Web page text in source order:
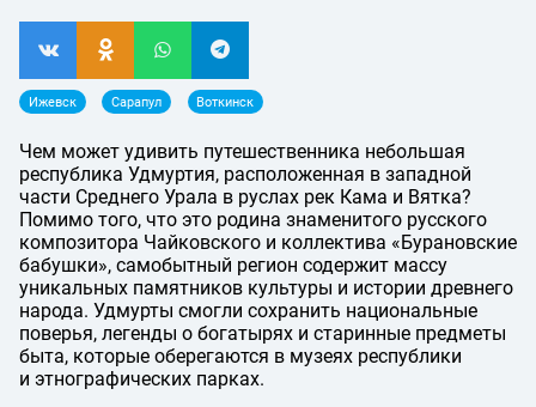
Ижевск Сарапул Воткинск
Чем может удивить путешественника небольшая
республика Удмуртия, расположенная в западной
части Среднего Урала в руслах рек Кама и Вятка?
Помимо того, что это родина знаменитого русского
композитора Чайковского и коллектива «Бурановские
бабушки», самобытный регион содержит массу
уникальных памятников культуры и истории древнего
народа. Удмурты смогли сохранить национальные
поверья, легенды о богатырях и старинные предметы
быта, которые оберегаются в музеях республики
и этнографических парках.